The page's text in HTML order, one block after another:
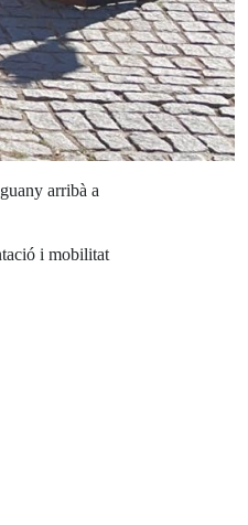
arribà a
i mobilitat